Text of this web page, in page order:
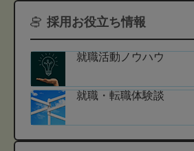
採用お役立ち情報
就職活動ノウハウ
就職・転職体験談